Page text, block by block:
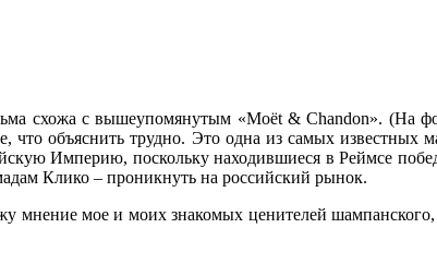
схожа с вышеупомянутым «Moёt & Chandon». (На
объяснить трудно. Это одна из самых известных
Империю, поскольку находившиеся в Реймсе
Клико – проникнуть на российский рынок.
мнение мое и моих знакомых ценителей